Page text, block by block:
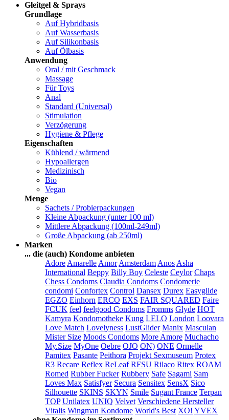
Gleitgel & Sprays
Grundlage
Auf Hybridbasis
Auf Wasserbasis
Auf Silikonbasis
Auf Ölbasis
Anwendung
Oral / mit Geschmack
Massage
Für Toys
Anal
Standard (Universal)
Stimulation
Verzögerung
Hygiene & Pflege
Eigenschaften
Kühlend / wärmend
Hypoallergen
Medizinisch
Bio
Vegan
Menge
Sachets / Probierpackungen
Kleine Abpackung (unter 100 ml)
Mittlere Abpackung (100ml-249ml)
Große Abpackung (ab 250ml)
Marken
... die (auch) Kondome anbieten
Adore Amarelle Amor Amsterdam Anos Asha
International Beppy Billy Boy Celeste Ceylor Chaps
Chess Condoms Claudia Condoms Condomerie
condomi Confortex Control Dansex Durex Easyglide
EGZO Einhorn ERCO EXS FAIR SQUARED Faire
FCUK feel feelgood Condoms Fromms Glyde HOT
Kamyra Kondomotheke Kung LELO London Loovara
Love Match Lovelyness LustGlider Manix Masculan
Mister Size Moods Condoms More Amore Muchacho
My.Size MyOne Oebre OJO ON) ONE Ormelle
Pamitex Pasante Peithora Projekt Sexmuseum Protex
R3 Recare Reflex ReLeaf RFSU Rilaco Ritex ROAM
Romed Rubber Fucker Rubbery Safe Sagami Sam
Loves Max Satisfyer Secura Sensitex SensX Sico
Silhouette SKINS SKYN Smile Sugant France Terpan
TOP Unilatex UNIQ Velvet Verschiedene Hersteller
Vitalis Wingman Kondome World's Best XO! YVEX